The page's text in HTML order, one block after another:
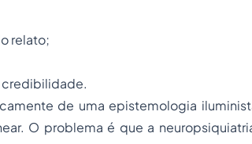
relato;
de uma epistemologia
O problema é que a